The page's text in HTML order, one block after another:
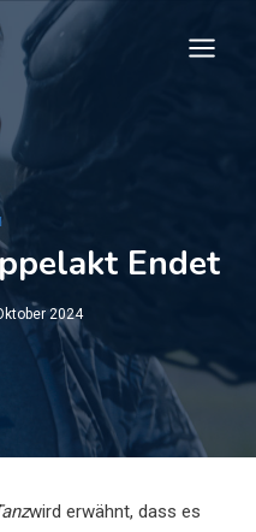
Endet
2024
wird erwähnt, dass es